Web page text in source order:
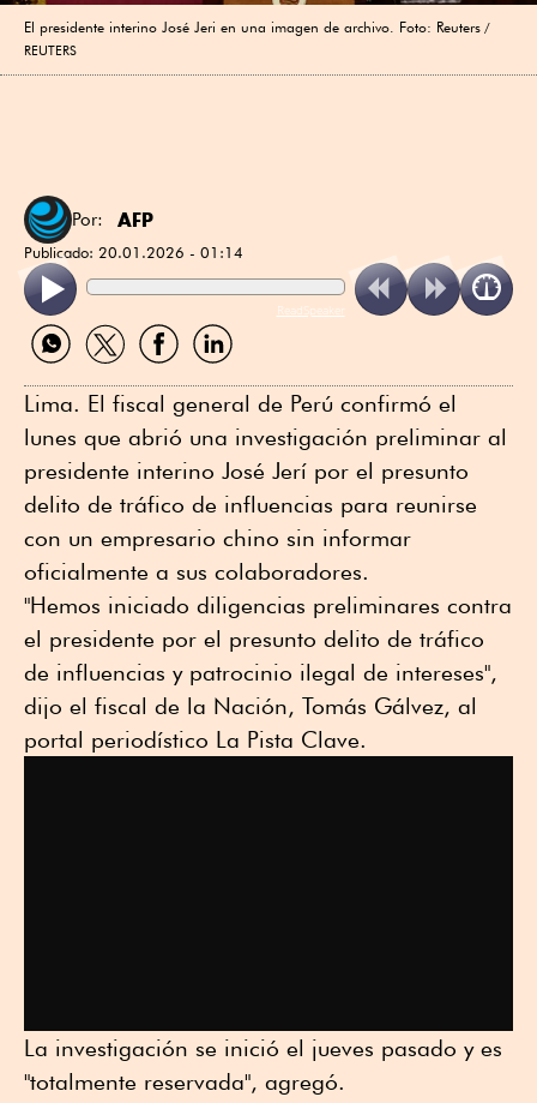
El presidente interino José Jeri en una imagen de archivo. Foto: Reuters
REUTERS
Por: AFP
Publicado: 20.01.2026 - 01:14
ReadSpeaker
Compartir
por
Compartir
por
Compartir
por
Compartir
por
Lima. El fiscal general de Perú confirmó el
lunes que abrió una investigación preliminar al
presidente interino José Jerí por el presunto
delito de tráfico de influencias para reunirse
con un empresario chino sin informar
oficialmente a sus colaboradores.
"Hemos iniciado diligencias preliminares contra
el presidente por el presunto delito de tráfico
de influencias y patrocinio ilegal de intereses",
dijo el fiscal de la Nación, Tomás Gálvez, al
portal periodístico La Pista Clave.
La investigación se inició el jueves pasado y es
"totalmente reservada", agregó.